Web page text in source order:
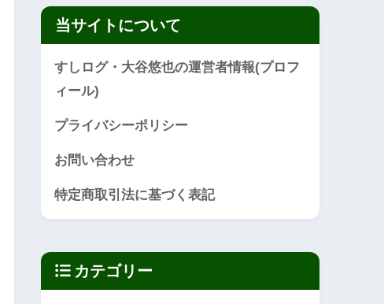
当サイトについて
すしログ・大谷悠也の運営者情報(プロフ
ィール)
プライバシーポリシー
お問い合わせ
特定商取引法に基づく表記
カテゴリー